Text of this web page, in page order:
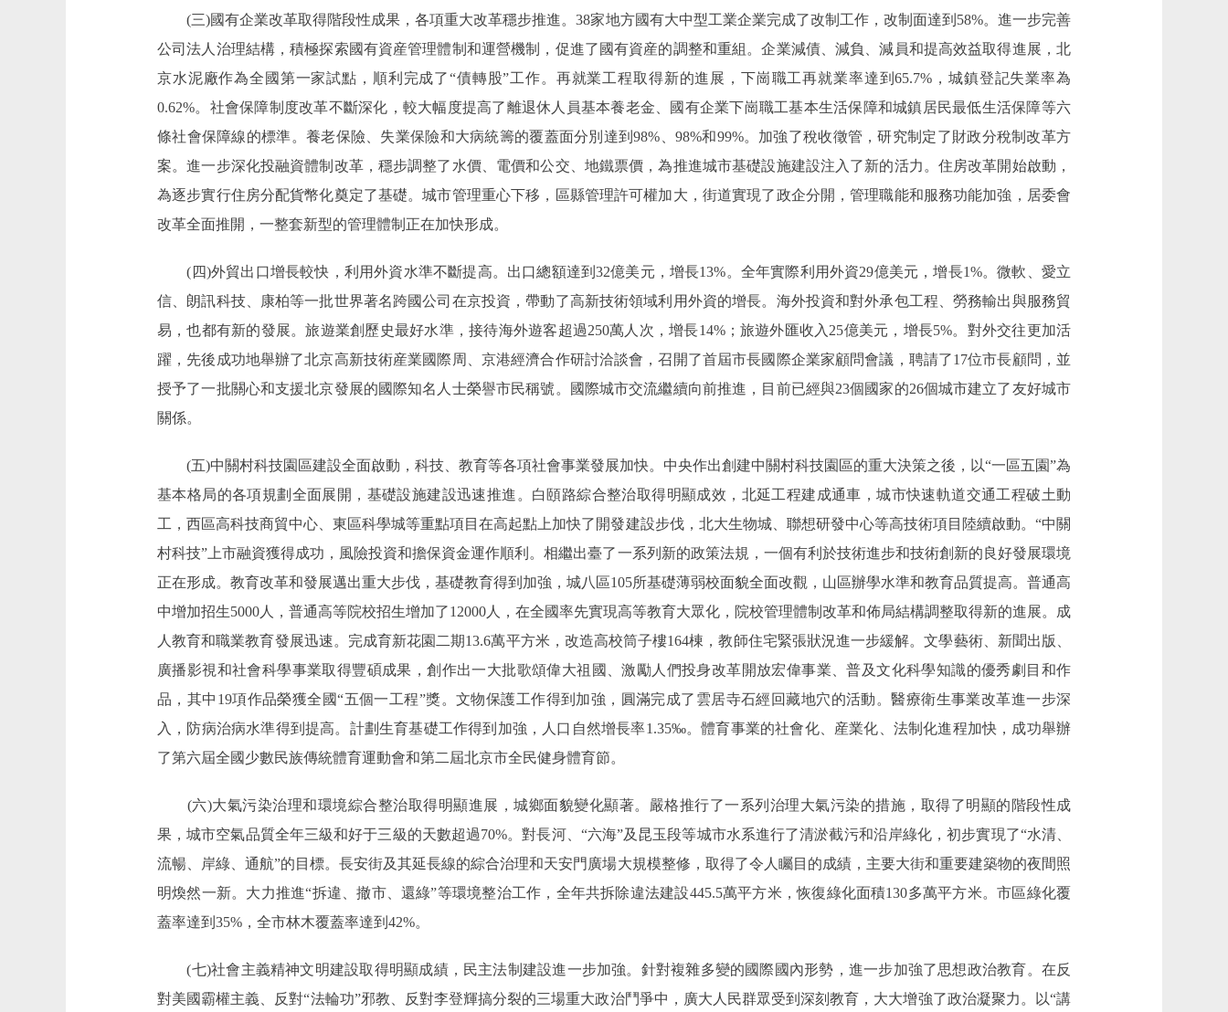
(三)國有企業改革取得階段性成果，各項重大改革穩步推進。38家地方國有大中型工業企業完成了改制工作，改制面達到58%。進一步完善
公司法人治理結構，積極探索國有資産管理體制和運營機制，促進了國有資産的調整和重組。企業減債、減負、減員和提高效益取得進展，北
京水泥廠作為全國第一家試點，順利完成了“債轉股”工作。再就業工程取得新的進展，下崗職工再就業率達到65.7%，城鎮登記失業率為
0.62%。社會保障制度改革不斷深化，較大幅度提高了離退休人員基本養老金、國有企業下崗職工基本生活保障和城鎮居民最低生活保障等六
條社會保障線的標準。養老保險、失業保險和大病統籌的覆蓋面分別達到98%、98%和99%。加強了稅收徵管，研究制定了財政分稅制改革方
案。進一步深化投融資體制改革，穩步調整了水價、電價和公交、地鐵票價，為推進城市基礎設施建設注入了新的活力。住房改革開始啟動，
為逐步實行住房分配貨幣化奠定了基礎。城市管理重心下移，區縣管理許可權加大，街道實現了政企分開，管理職能和服務功能加強，居委會
改革全面推開，一整套新型的管理體制正在加快形成。
(四)外貿出口增長較快，利用外資水準不斷提高。出口總額達到32億美元，增長13%。全年實際利用外資29億美元，增長1%。微軟、愛立
信、朗訊科技、康柏等一批世界著名跨國公司在京投資，帶動了高新技術領域利用外資的增長。海外投資和對外承包工程、勞務輸出與服務貿
易，也都有新的發展。旅遊業創歷史最好水準，接待海外遊客超過250萬人次，增長14%；旅遊外匯收入25億美元，增長5%。對外交往更加活
躍，先後成功地舉辦了北京高新技術産業國際周、京港經濟合作研討洽談會，召開了首屆市長國際企業家顧問會議，聘請了17位市長顧問，並
授予了一批關心和支援北京發展的國際知名人士榮譽市民稱號。國際城市交流繼續向前推進，目前已經與23個國家的26個城市建立了友好城市
關係。
(五)中關村科技園區建設全面啟動，科技、教育等各項社會事業發展加快。中央作出創建中關村科技園區的重大決策之後，以“一區五園”為
基本格局的各項規劃全面展開，基礎設施建設迅速推進。白頤路綜合整治取得明顯成效，北延工程建成通車，城市快速軌道交通工程破土動
工，西區高科技商貿中心、東區科學城等重點項目在高起點上加快了開發建設步伐，北大生物城、聯想研發中心等高技術項目陸續啟動。“中關
村科技”上市融資獲得成功，風險投資和擔保資金運作順利。相繼出臺了一系列新的政策法規，一個有利於技術進步和技術創新的良好發展環境
正在形成。教育改革和發展邁出重大步伐，基礎教育得到加強，城八區105所基礎薄弱校面貌全面改觀，山區辦學水準和教育品質提高。普通高
中增加招生5000人，普通高等院校招生增加了12000人，在全國率先實現高等教育大眾化，院校管理體制改革和佈局結構調整取得新的進展。成
人教育和職業教育發展迅速。完成育新花園二期13.6萬平方米，改造高校筒子樓164棟，教師住宅緊張狀況進一步緩解。文學藝術、新聞出版、
廣播影視和社會科學事業取得豐碩成果，創作出一大批歌頌偉大祖國、激勵人們投身改革開放宏偉事業、普及文化科學知識的優秀劇目和作
品，其中19項作品榮獲全國“五個一工程”獎。文物保護工作得到加強，圓滿完成了雲居寺石經回藏地穴的活動。醫療衛生事業改革進一步深
入，防病治病水準得到提高。計劃生育基礎工作得到加強，人口自然增長率1.35‰。體育事業的社會化、産業化、法制化進程加快，成功舉辦
了第六屆全國少數民族傳統體育運動會和第二屆北京市全民健身體育節。
(六)大氣污染治理和環境綜合整治取得明顯進展，城鄉面貌變化顯著。嚴格推行了一系列治理大氣污染的措施，取得了明顯的階段性成
果，城市空氣品質全年三級和好于三級的天數超過70%。對長河、“六海”及昆玉段等城市水系進行了清淤截污和沿岸綠化，初步實現了“水清、
流暢、岸綠、通航”的目標。長安街及其延長線的綜合治理和天安門廣場大規模整修，取得了令人矚目的成績，主要大街和重要建築物的夜間照
明煥然一新。大力推進“拆違、撤市、還綠”等環境整治工作，全年共拆除違法建設445.5萬平方米，恢復綠化面積130多萬平方米。市區綠化覆
蓋率達到35%，全市林木覆蓋率達到42%。
(七)社會主義精神文明建設取得明顯成績，民主法制建設進一步加強。針對複雜多變的國際國內形勢，進一步加強了思想政治教育。在反
對美國霸權主義、反對“法輪功”邪教、反對李登輝搞分裂的三場重大政治鬥爭中，廣大人民群眾受到深刻教育，大大增強了政治凝聚力。以“講